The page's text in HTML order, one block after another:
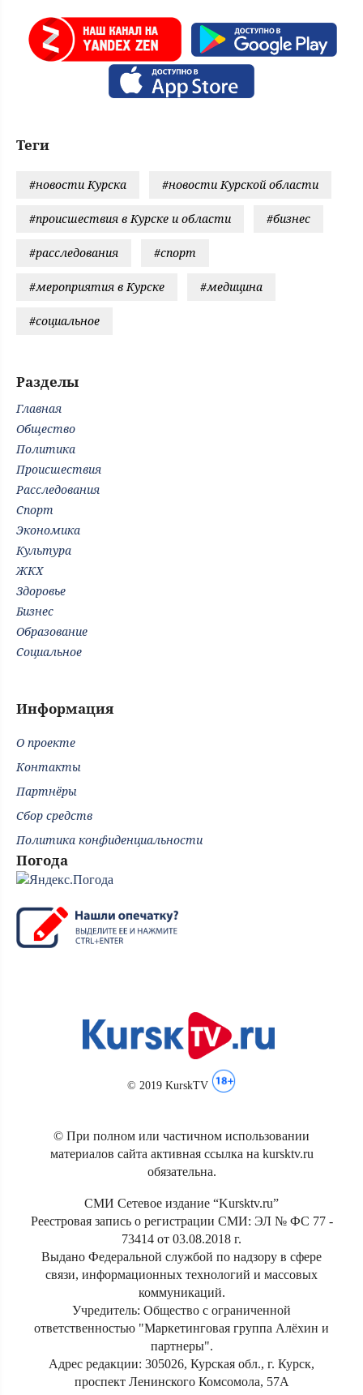
Теги
#новости Курска #новости Курской области
#происшествия в Курске и области #бизнес
#расследования #спорт
#мероприятия в Курске #медицина
#социальное
Разделы
Главная
Общество
Политика
Происшествия
Расследования
Спорт
Экономика
Культура
ЖКХ
Здоровье
Бизнес
Образование
Социальное
Информация
О проекте
Контакты
Партнёры
Сбор средств
Политика конфиденциальности
Погода
© 2019 KurskTV
© При полном или частичном использовании
материалов сайта активная ссылка на kursktv.ru
обязательна.
СМИ Сетевое издание “Kursktv.ru”
Реестровая запись о регистрации СМИ: ЭЛ № ФС 77 -
73414 от 03.08.2018 г.
Выдано Федеральной службой по надзору в сфере
связи, информационных технологий и массовых
коммуникаций.
Учредитель: Общество с ограниченной
ответственностью "Маркетинговая группа Алёхин и
партнеры".
Адрес редакции: 305026, Курская обл., г. Курск,
проспект Ленинского Комсомола, 57А